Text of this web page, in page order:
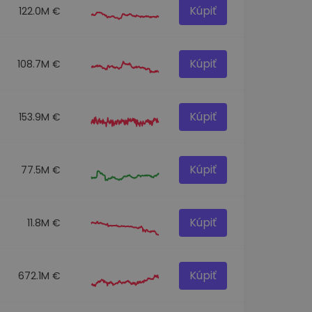
122.0M € Kúpiť
108.7M € Kúpiť
153.9M € Kúpiť
77.5M € Kúpiť
11.8M € Kúpiť
672.1M € Kúpiť